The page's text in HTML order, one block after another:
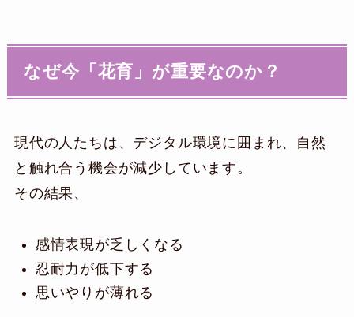
なぜ今「花育」が重要なのか？
現代の人たちは、デジタル環境に囲まれ、自然
と触れ合う機会が減少しています。
その結果、
感情表現が乏しくなる
忍耐力が低下する
思いやりが薄れる